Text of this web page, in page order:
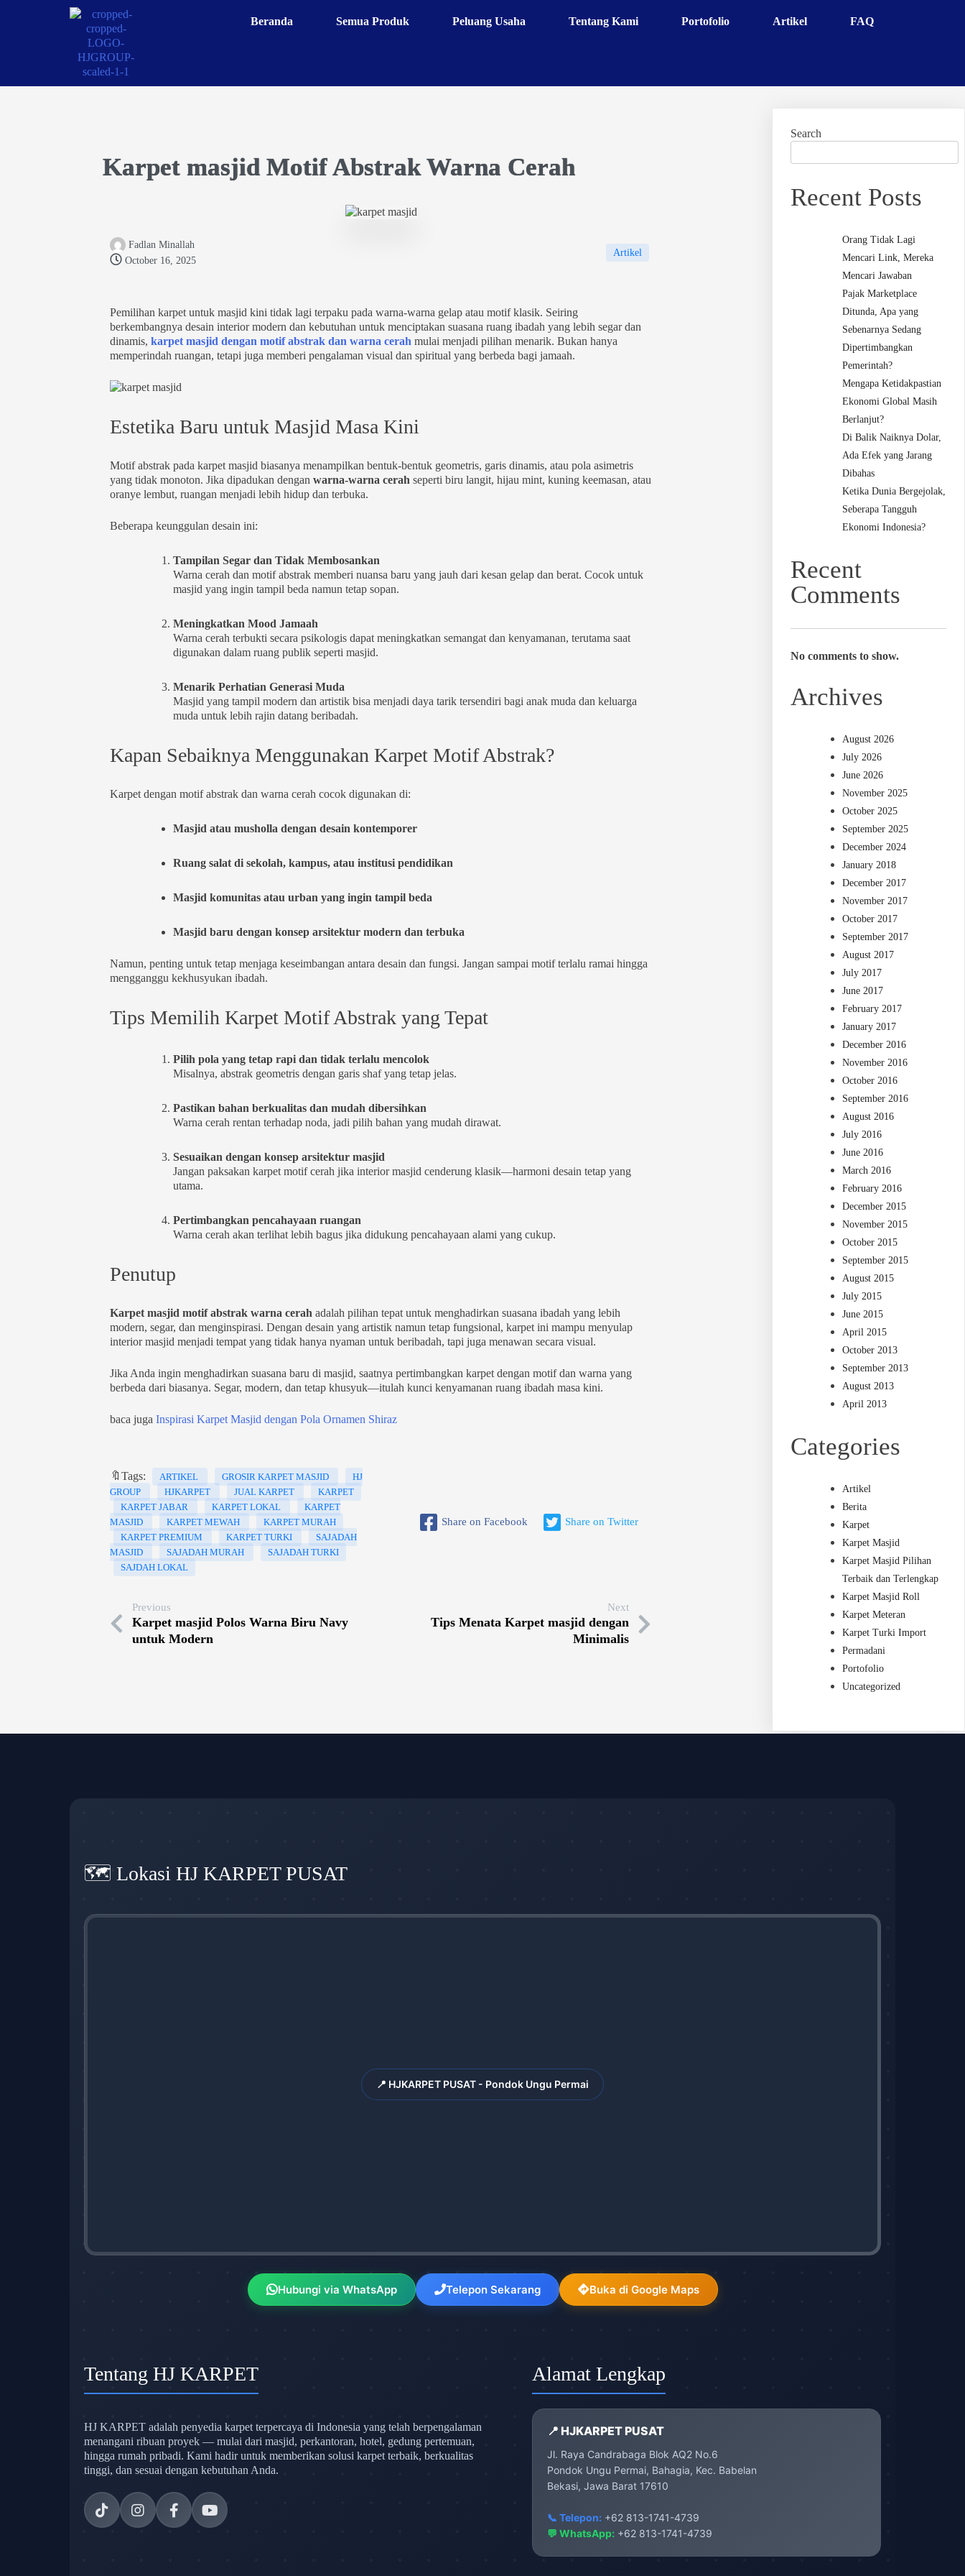
Beranda Semua Produk Peluang Usaha Tentang Kami Portofolio Artikel FAQ
Karpet masjid Motif Abstrak Warna Cerah
Fadlan Minallah
October 16, 2025
Artikel
Pemilihan karpet untuk masjid kini tidak lagi terpaku pada warna-warna gelap atau motif klasik. Seiring
berkembangnya desain interior modern dan kebutuhan untuk menciptakan suasana ruang ibadah yang lebih segar dan
dinamis, karpet masjid dengan motif abstrak dan warna cerah mulai menjadi pilihan menarik. Bukan hanya
memperindah ruangan, tetapi juga memberi pengalaman visual dan spiritual yang berbeda bagi jamaah.
Estetika Baru untuk Masjid Masa Kini
Motif abstrak pada karpet masjid biasanya menampilkan bentuk-bentuk geometris, garis dinamis, atau pola asimetris
yang tidak monoton. Jika dipadukan dengan warna-warna cerah seperti biru langit, hijau mint, kuning keemasan, atau
oranye lembut, ruangan menjadi lebih hidup dan terbuka.
Beberapa keunggulan desain ini:
Tampilan Segar dan Tidak Membosankan
Warna cerah dan motif abstrak memberi nuansa baru yang jauh dari kesan gelap dan berat. Cocok untuk
masjid yang ingin tampil beda namun tetap sopan.
Meningkatkan Mood Jamaah
Warna cerah terbukti secara psikologis dapat meningkatkan semangat dan kenyamanan, terutama saat
digunakan dalam ruang publik seperti masjid.
Menarik Perhatian Generasi Muda
Masjid yang tampil modern dan artistik bisa menjadi daya tarik tersendiri bagi anak muda dan keluarga
muda untuk lebih rajin datang beribadah.
Kapan Sebaiknya Menggunakan Karpet Motif Abstrak?
Karpet dengan motif abstrak dan warna cerah cocok digunakan di:
Masjid atau musholla dengan desain kontemporer
Ruang salat di sekolah, kampus, atau institusi pendidikan
Masjid komunitas atau urban yang ingin tampil beda
Masjid baru dengan konsep arsitektur modern dan terbuka
Namun, penting untuk tetap menjaga keseimbangan antara desain dan fungsi. Jangan sampai motif terlalu ramai hingga
mengganggu kekhusyukan ibadah.
Tips Memilih Karpet Motif Abstrak yang Tepat
Pilih pola yang tetap rapi dan tidak terlalu mencolok
Misalnya, abstrak geometris dengan garis shaf yang tetap jelas.
Pastikan bahan berkualitas dan mudah dibersihkan
Warna cerah rentan terhadap noda, jadi pilih bahan yang mudah dirawat.
Sesuaikan dengan konsep arsitektur masjid
Jangan paksakan karpet motif cerah jika interior masjid cenderung klasik—harmoni desain tetap yang
utama.
Pertimbangkan pencahayaan ruangan
Warna cerah akan terlihat lebih bagus jika didukung pencahayaan alami yang cukup.
Penutup
Karpet masjid motif abstrak warna cerah adalah pilihan tepat untuk menghadirkan suasana ibadah yang lebih
modern, segar, dan menginspirasi. Dengan desain yang artistik namun tetap fungsional, karpet ini mampu menyulap
interior masjid menjadi tempat yang tidak hanya nyaman untuk beribadah, tapi juga menawan secara visual.
Jika Anda ingin menghadirkan suasana baru di masjid, saatnya pertimbangkan karpet dengan motif dan warna yang
berbeda dari biasanya. Segar, modern, dan tetap khusyuk—itulah kunci kenyamanan ruang ibadah masa kini.
baca juga Inspirasi Karpet Masjid dengan Pola Ornamen Shiraz
🔖Tags: ARTIKEL GROSIR KARPET MASJID
HJ
GROUP
HJKARPET JUAL KARPET
KARPET
KARPET JABAR
KARPET LOKAL
KARPET
MASJID
KARPET MEWAH
KARPET MURAH
KARPET PREMIUM
KARPET TURKI
SAJADAH
MASJID
SAJADAH MURAH
SAJADAH TURKI
SAJDAH LOKAL
Share on Facebook Share on Twitter
Previous
Karpet masjid Polos Warna Biru Navy
untuk Modern
Next
Tips Menata Karpet masjid dengan
Minimalis
Search
Recent Posts
Orang Tidak Lagi
Mencari Link, Mereka
Mencari Jawaban
Pajak Marketplace
Ditunda, Apa yang
Sebenarnya Sedang
Dipertimbangkan
Pemerintah?
Mengapa Ketidakpastian
Ekonomi Global Masih
Berlanjut?
Di Balik Naiknya Dolar,
Ada Efek yang Jarang
Dibahas
Ketika Dunia Bergejolak,
Seberapa Tangguh
Ekonomi Indonesia?
Recent
Comments
No comments to show.
Archives
August 2026
July 2026
June 2026
November 2025
October 2025
September 2025
December 2024
January 2018
December 2017
November 2017
October 2017
September 2017
August 2017
July 2017
June 2017
February 2017
January 2017
December 2016
November 2016
October 2016
September 2016
August 2016
July 2016
June 2016
March 2016
February 2016
December 2015
November 2015
October 2015
September 2015
August 2015
July 2015
June 2015
April 2015
October 2013
September 2013
August 2013
April 2013
Categories
Artikel
Berita
Karpet
Karpet Masjid
Karpet Masjid Pilihan
Terbaik dan Terlengkap
Karpet Masjid Roll
Karpet Meteran
Karpet Turki Import
Permadani
Portofolio
Uncategorized
🗺️ Lokasi HJ KARPET PUSAT
📍 HJKARPET PUSAT - Pondok Ungu Permai
Hubungi via WhatsApp Telepon Sekarang Buka di Google Maps
Tentang HJ KARPET
HJ KARPET adalah penyedia karpet terpercaya di Indonesia yang telah berpengalaman
menangani ribuan proyek — mulai dari masjid, perkantoran, hotel, gedung pertemuan,
hingga rumah pribadi. Kami hadir untuk memberikan solusi karpet terbaik, berkualitas
tinggi, dan sesuai dengan kebutuhan Anda.
Alamat Lengkap
📍 HJKARPET PUSAT
Jl. Raya Candrabaga Blok AQ2 No.6
Pondok Ungu Permai, Bahagia, Kec. Babelan
Bekasi, Jawa Barat 17610
📞 Telepon:+62 813-1741-4739
💬 WhatsApp: +62 813-1741-4739